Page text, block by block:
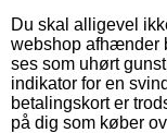
Du skal alligevel
webshop afhænder
ses som uhørt
indikator for en
betalingskort er
på dig som køber